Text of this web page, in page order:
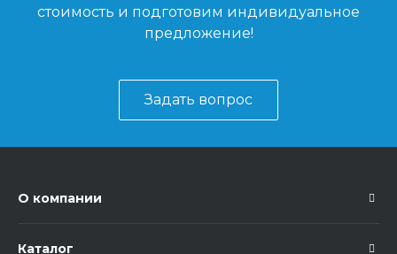
стоимость и подготовим индивидуальное
предложение!
Задать вопрос
О компании
Каталог